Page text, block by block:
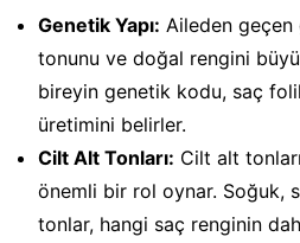
Genetik Yapı: Aileden geçen
tonunu ve doğal rengini
bireyin genetik kodu, saç
üretimini belirler.
Cilt Alt Tonları: Cilt alt
önemli bir rol oynar. Soğuk,
tonlar, hangi saç renginin